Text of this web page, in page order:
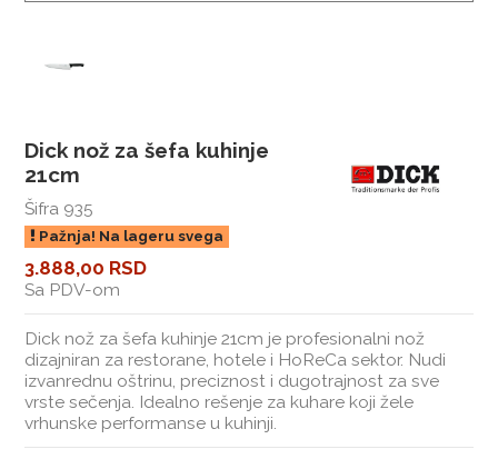
Dick nož za šefa kuhinje
21cm
Šifra 935
Pažnja! Na lageru svega
3.888,00 RSD
Sa PDV-om
Dick nož za šefa kuhinje 21cm je profesionalni nož
dizajniran za restorane, hotele i HoReCa sektor. Nudi
izvanrednu oštrinu, preciznost i dugotrajnost za sve
vrste sečenja. Idealno rešenje za kuhare koji žele
vrhunske performanse u kuhinji.